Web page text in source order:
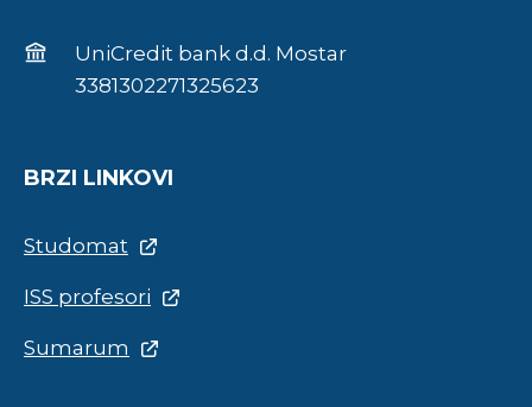
UniCredit bank d.d. Mostar
3381302271325623
BRZI LINKOVI
Studomat
ISS profesori
Sumarum